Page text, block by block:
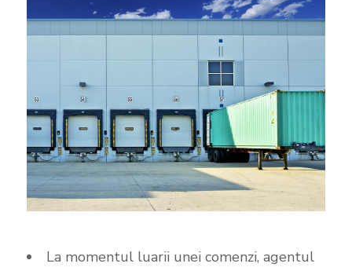
La momentul luarii unei comenzi, agentul